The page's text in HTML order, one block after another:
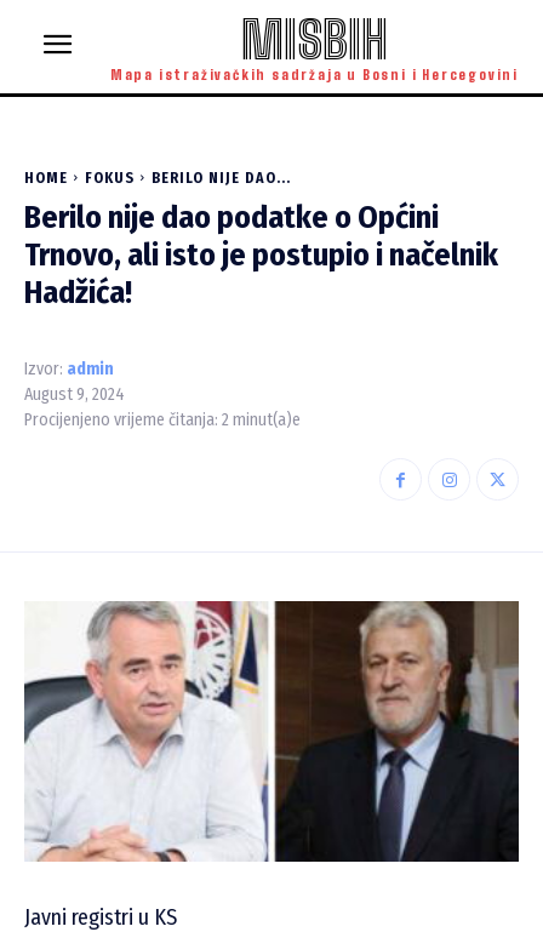
MISBIH
Mapa istraživačkih sadržaja u Bosni i Hercegovini
HOME FOKUS BERILO NIJE DAO...
Berilo nije dao podatke o Općini
Trnovo, ali isto je postupio i načelnik
Hadžića!
Izvor: admin
August 9, 2024
Procijenjeno vrijeme čitanja: 2 minut(a)e
Javni registri u KS